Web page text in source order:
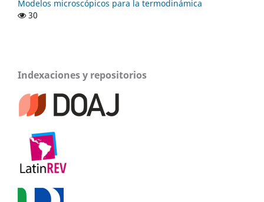
Modelos microscópicos para la termodinámica
30
Indexaciones y repositorios